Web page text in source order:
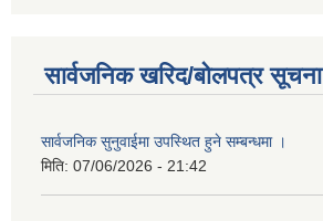
सार्वजनिक खरिद/बोलपत्र सूचना
सार्वजनिक सुनुवाईमा उपस्थित हुने सम्बन्धमा ।
मिति: 07/06/2026 - 21:42